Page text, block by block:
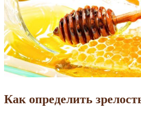
Как определить